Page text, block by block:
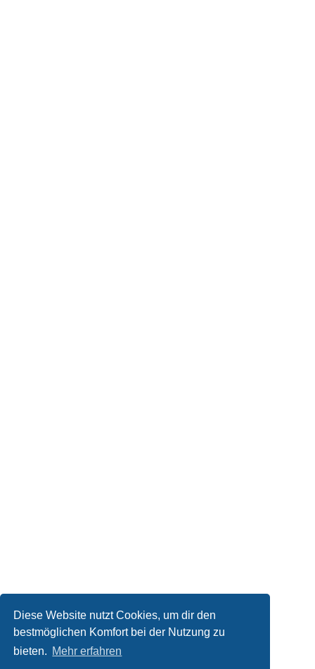
Diese Website nutzt Cookies, um dir den
bestmöglichen Komfort bei der Nutzung zu
bieten. Mehr erfahren